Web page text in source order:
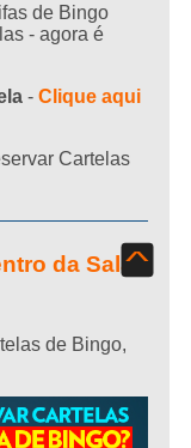
de Bingo
- agora é
- Clique aqui
Cartelas
da Sala
de Bingo,
^